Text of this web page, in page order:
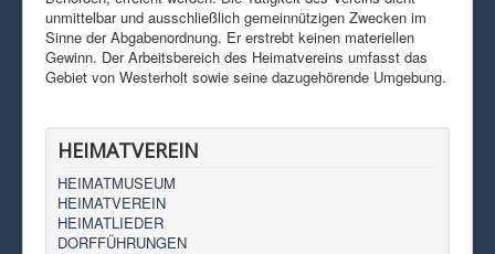
unmittelbar und ausschließlich gemeinnützigen Zwecken im
Sinne der Abgabenordnung. Er erstrebt keinen materiellen
Gewinn. Der Arbeitsbereich des Heimatvereins umfasst das
Gebiet von Westerholt sowie seine dazugehörende Umgebung.
HEIMATVEREIN
HEIMATMUSEUM
HEIMATVEREIN
HEIMATLIEDER
DORFFÜHRUNGEN